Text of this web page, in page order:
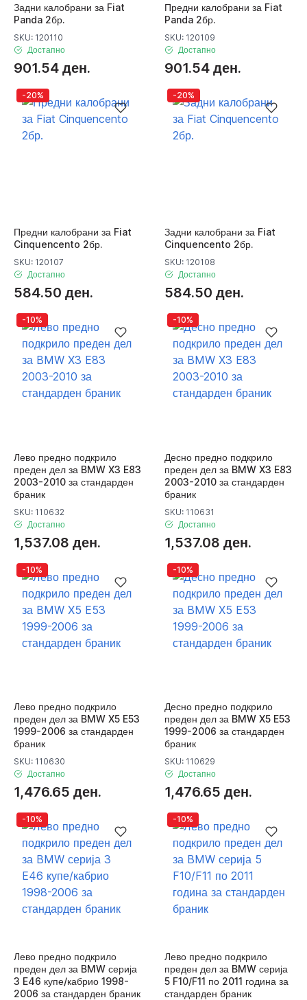
Задни калобрани за Fiat
Panda 2бр.
SKU: 120110
Достапно
901.54 ден.
Предни калобрани за Fiat
Panda 2бр.
SKU: 120109
Достапно
901.54 ден.
-20%
Предни калобрани за Fiat
Cinquencento 2бр.
SKU: 120107
Достапно
584.50 ден.
-20%
Задни калобрани за Fiat
Cinquencento 2бр.
SKU: 120108
Достапно
584.50 ден.
-10%
Лево предно подкрило
преден дел за BMW X3 E83
2003-2010 за стандарден
браник
SKU: 110632
Достапно
1,537.08 ден.
-10%
Десно предно подкрило
преден дел за BMW X3 E83
2003-2010 за стандарден
браник
SKU: 110631
Достапно
1,537.08 ден.
-10%
Лево предно подкрило
преден дел за BMW X5 E53
1999-2006 за стандарден
браник
SKU: 110630
Достапно
1,476.65 ден.
-10%
Десно предно подкрило
преден дел за BMW X5 E53
1999-2006 за стандарден
браник
SKU: 110629
Достапно
1,476.65 ден.
-10%
Лево предно подкрило
преден дел за BMW серија
3 E46 купе/кабрио 1998-
2006 за стандарден браник
-10%
Лево предно подкрило
преден дел за BMW серија
5 F10/F11 по 2011 година за
стандарден браник